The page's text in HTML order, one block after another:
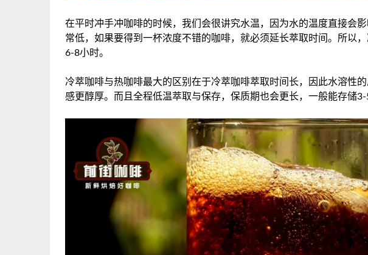
在平时冲手冲咖啡的时候，我们会很讲究水温，因为水的温度直接会
常低，如果要得到一杯浓度不错的咖啡，就必须延长萃取时间。所以
6-8小时。
冷萃咖啡与热咖啡最大的区别在于冷萃咖啡萃取时间长，因此水溶性
感更醇厚。而且全程低温萃取与保存，保质期也会更长，一般能存储3-